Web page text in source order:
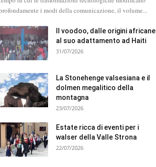
i modi della comunicazione, il volume...
Il voodoo, dalle origini africane
al suo adattamento ad Haiti
31/07/2026
La Stonehenge valsesiana e il
dolmen megalitico della
montagna
23/07/2026
Estate ricca di eventi per i
walser della Valle Strona
22/07/2026